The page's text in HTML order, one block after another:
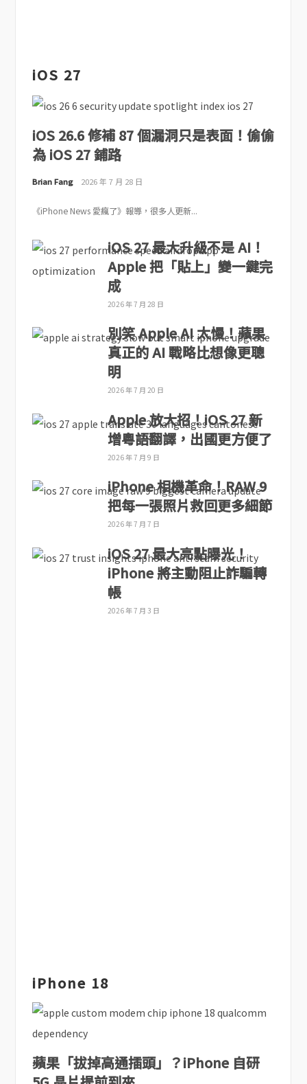
iOS 27
iOS 26.6 修補 87 個漏洞只是表面！偷偷
為 iOS 27 鋪路
Brian Fang 2026 年 7 月 28 日
《iPhone News 愛瘋了》報導，很多人更新...
iOS 27 最大升級不是 AI！
Apple 把「貼上」變一鍵完
成
2026 年 7 月 28 日
別笑 Apple AI 太慢！蘋果
真正的 AI 戰略比想像更聰
明
2026 年 7 月 20 日
Apple 放大招！iOS 27 新
增粵語翻譯，出國更方便了
2026 年 7 月 9 日
iPhone 相機革命！RAW 9
把每一張照片救回更多細節
2026 年 7 月 7 日
iOS 27 最大亮點曝光！
iPhone 將主動阻止詐騙轉
帳
2026 年 7 月 3 日
iPhone 18
蘋果「拔掉高通插頭」？iPhone 自研